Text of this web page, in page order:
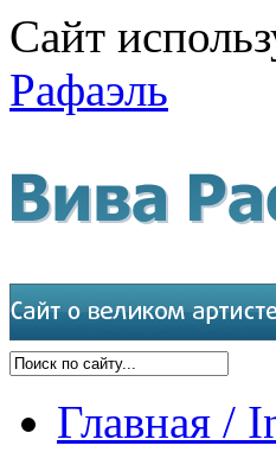
Сайт
Рафаэль
Главная /